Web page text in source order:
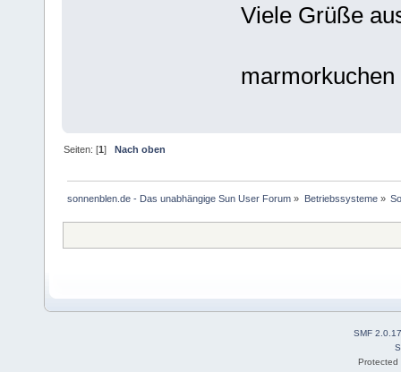
Viele Grüße
marmorkuchen
Seiten: [1]Nach oben
sonnenblen.de - Das unabhängige Sun User Forum » Betriebssysteme»
SMF 2.0.17